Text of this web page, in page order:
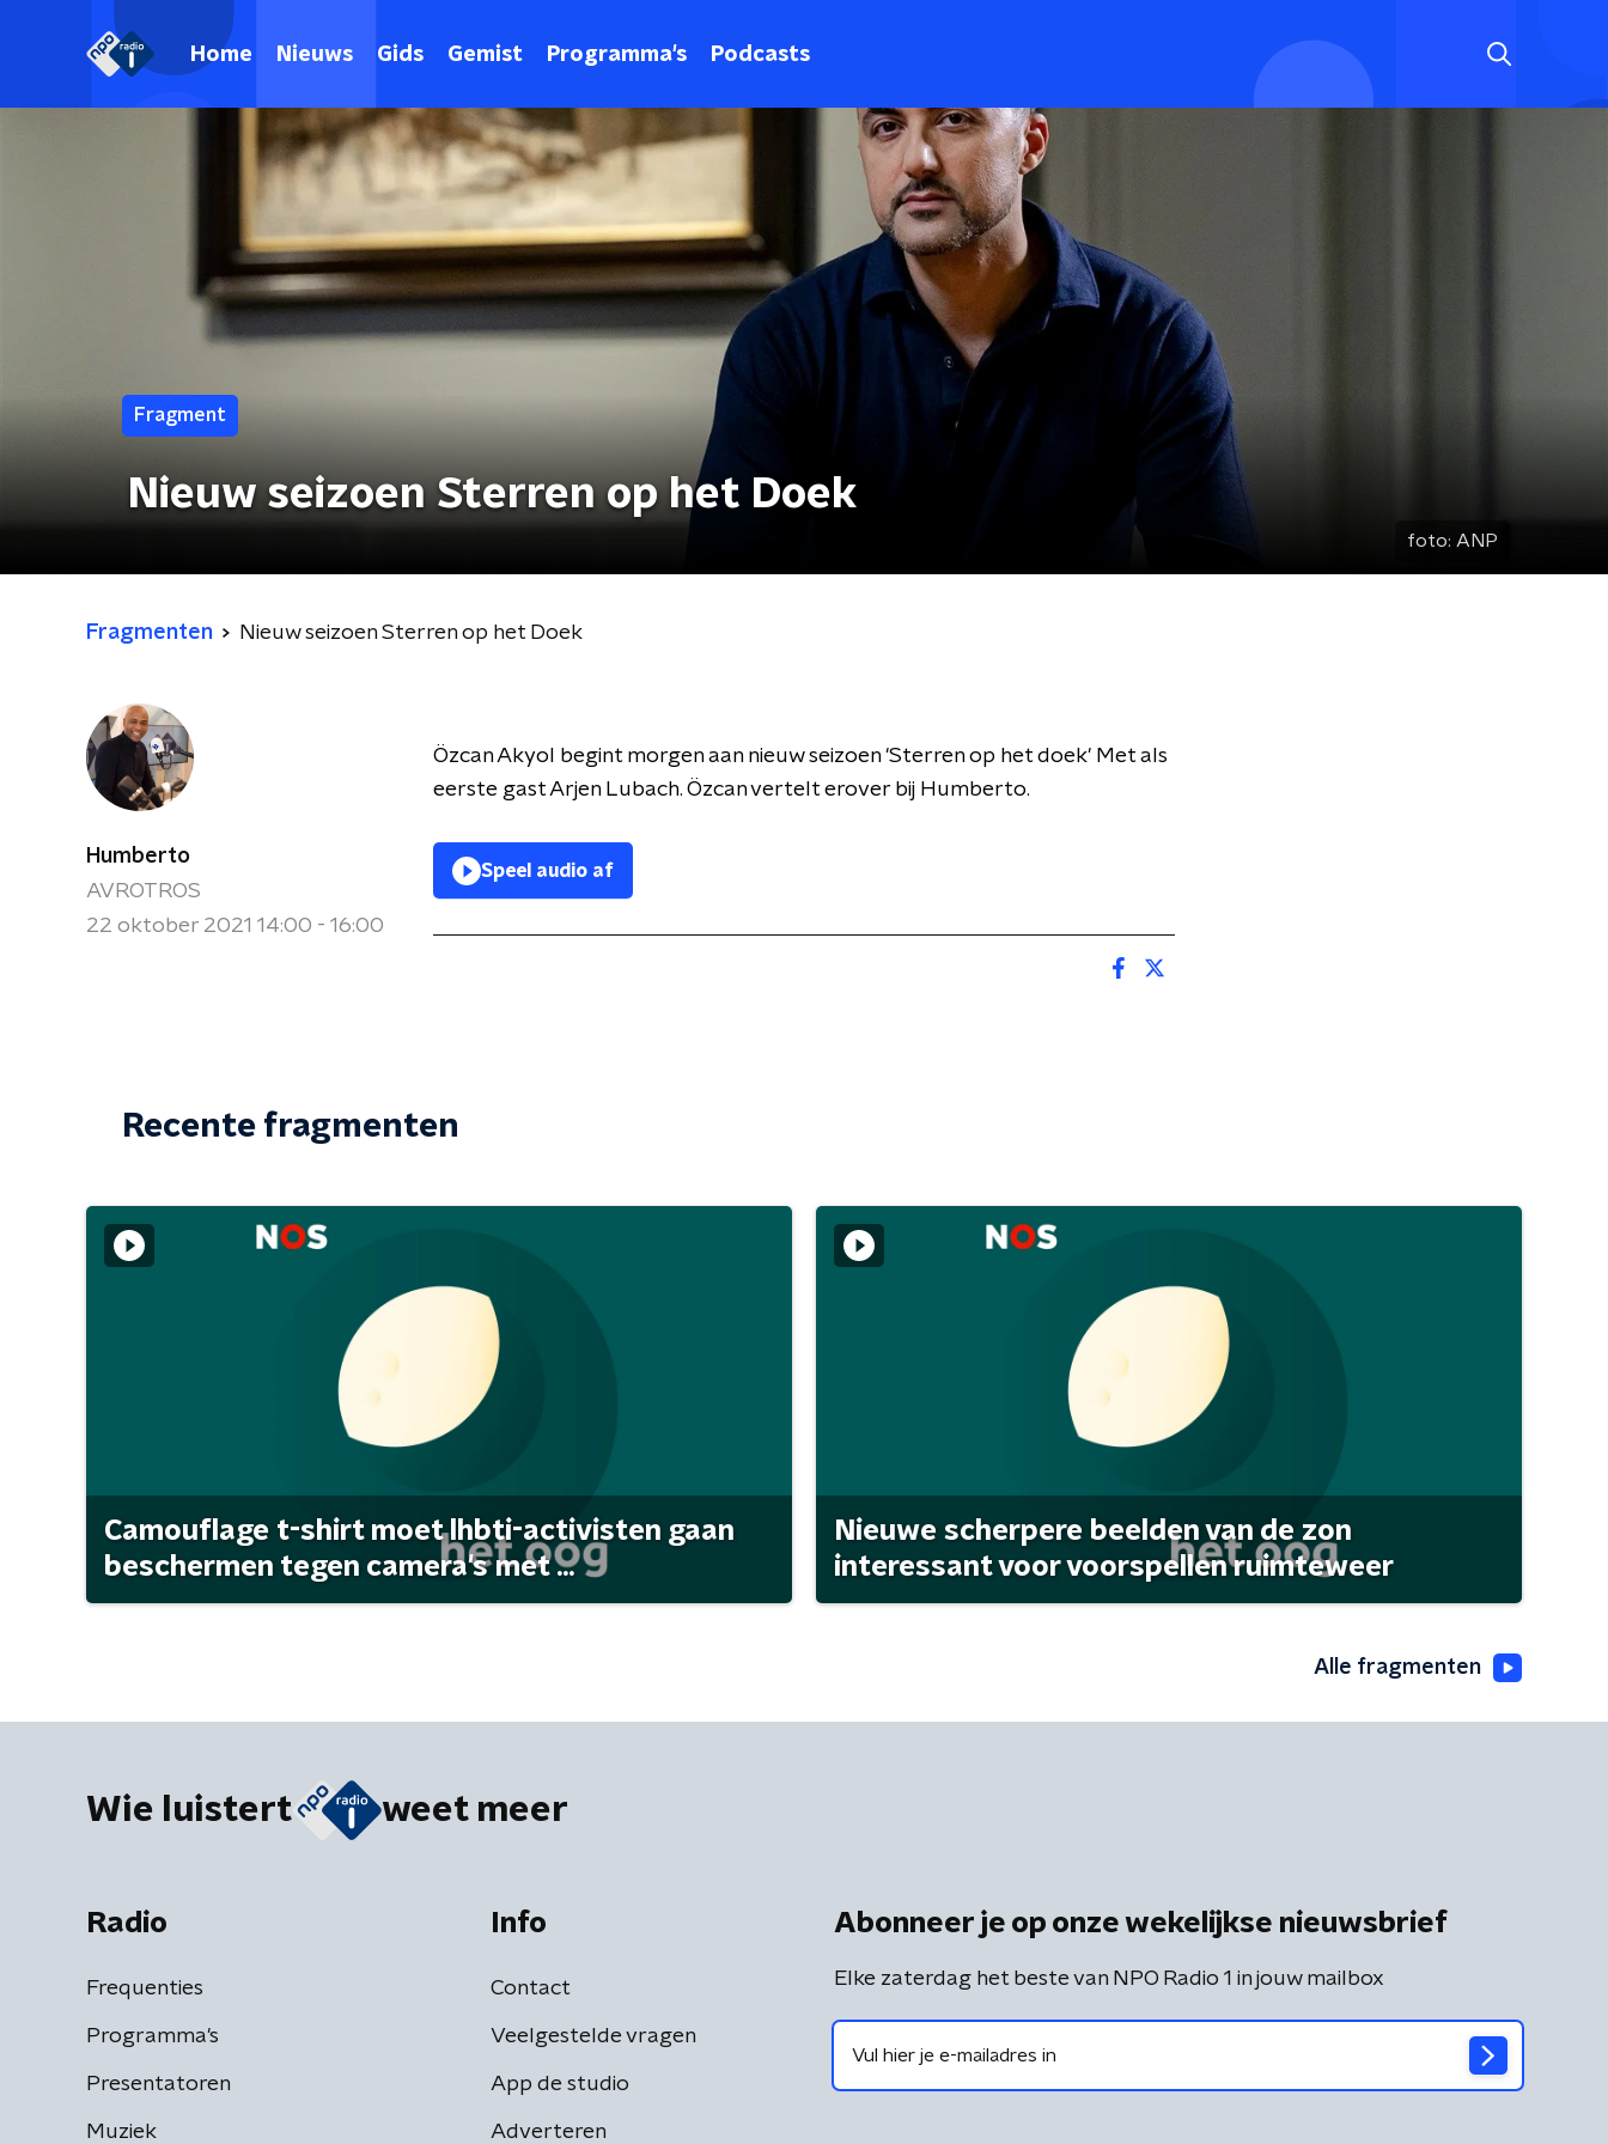
Home Nieuws Gids Gemist Programma's Podcasts
Fragment
Nieuw seizoen Sterren op het Doek
foto: ANP
Fragmenten Nieuw seizoen Sterren op het Doek
Humberto
AVROTROS
22 oktober 2021 14:00 - 16:00
Özcan Akyol begint morgen aan nieuw seizoen 'Sterren op het doek' Met als
eerste gast Arjen Lubach. Özcan vertelt erover bij Humberto.
Speel audio af
Recente fragmenten
Camouflage t-shirt moet lhbti-activisten gaan
beschermen tegen camera's met ...
Nieuwe scherpere beelden van de zon
interessant voor voorspellen ruimteweer
Alle fragmenten
Wie luistert weet meer
Radio
Frequenties
Programma's
Presentatoren
Muziek
Info
Contact
Veelgestelde vragen
App de studio
Adverteren
Abonneer je op onze wekelijkse nieuwsbrief
Elke zaterdag het beste van NPO Radio 1 in jouw mailbox